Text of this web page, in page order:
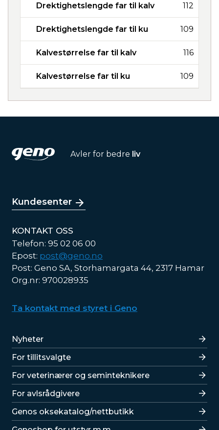
Drektighetslengde far til kalv 112
Drektighetslengde far til ku 109
Kalvestørrelse far til kalv 116
Kalvestørrelse far til ku 109
Avler for bedre liv
Kundesenter
KONTAKT OSS
Telefon: 95 02 06 00
Epost: post@geno.no
Post: Geno SA, Storhamargata 44, 2317 Hamar
Org.nr: 970028935
Ta kontakt med styret i Geno
Lenker
Nyheter
For tillitsvalgte
For veterinærer og seminteknikere
For avlsrådgivere
Lenker
Genos oksekatalog/nettbutikk